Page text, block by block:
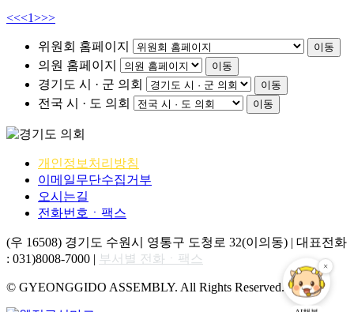
<<<1>>>
위원회 홈페이지 이동
의원 홈페이지 이동
경기도 시 · 군 의회 이동
전국 시 · 도 의회 이동
개인정보처리방침
이메일무단수집거부
오시는길
전화번호ㆍ팩스
(우 16508) 경기도 수원시 영통구 도청로 32(이의동) | 대표전화
: 031)8008-7000 | 부서별 전화ㆍ팩스
© GYEONGGIDO ASSEMBLY. All Rights Reserved.